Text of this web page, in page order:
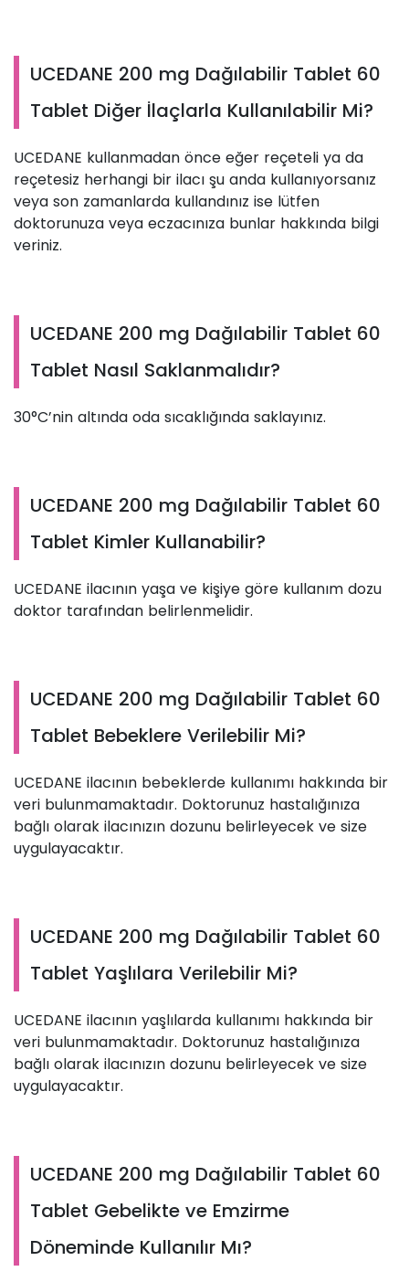
UCEDANE 200 mg Dağılabilir Tablet 60
Tablet Diğer İlaçlarla Kullanılabilir Mi?
UCEDANE kullanmadan önce eğer reçeteli ya da
reçetesiz herhangi bir ilacı şu anda kullanıyorsanız
veya son zamanlarda kullandınız ise lütfen
doktorunuza veya eczacınıza bunlar hakkında bilgi
veriniz.
UCEDANE 200 mg Dağılabilir Tablet 60
Tablet Nasıl Saklanmalıdır?
30°C’nin altında oda sıcaklığında saklayınız.
UCEDANE 200 mg Dağılabilir Tablet 60
Tablet Kimler Kullanabilir?
UCEDANE ilacının yaşa ve kişiye göre kullanım dozu
doktor tarafından belirlenmelidir.
UCEDANE 200 mg Dağılabilir Tablet 60
Tablet Bebeklere Verilebilir Mi?
UCEDANE ilacının bebeklerde kullanımı hakkında bir
veri bulunmamaktadır. Doktorunuz hastalığınıza
bağlı olarak ilacınızın dozunu belirleyecek ve size
uygulayacaktır.
UCEDANE 200 mg Dağılabilir Tablet 60
Tablet Yaşlılara Verilebilir Mi?
UCEDANE ilacının yaşlılarda kullanımı hakkında bir
veri bulunmamaktadır. Doktorunuz hastalığınıza
bağlı olarak ilacınızın dozunu belirleyecek ve size
uygulayacaktır.
UCEDANE 200 mg Dağılabilir Tablet 60
Tablet Gebelikte ve Emzirme
Döneminde Kullanılır Mı?